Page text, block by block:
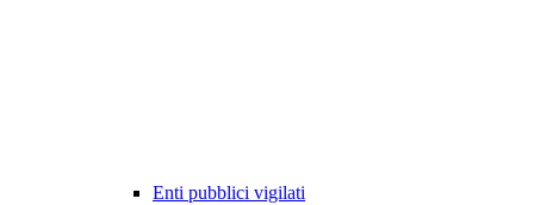
Enti pubblici vigilati